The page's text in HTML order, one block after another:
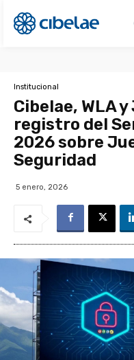
Institucional
Cibelae, WLA
registro del
2026 sobre
Seguridad
5 enero, 2026